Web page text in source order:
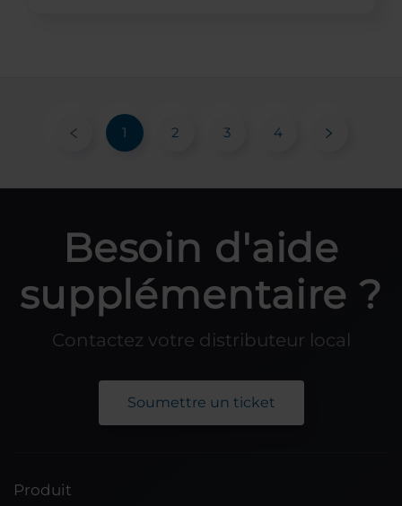
1 2 3 4
Besoin d'aide
supplémentaire ?
Contactez votre distributeur local
Soumettre un ticket
Produit